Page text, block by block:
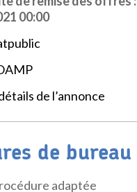
00:00
de l’annonce
de bureau
adaptée